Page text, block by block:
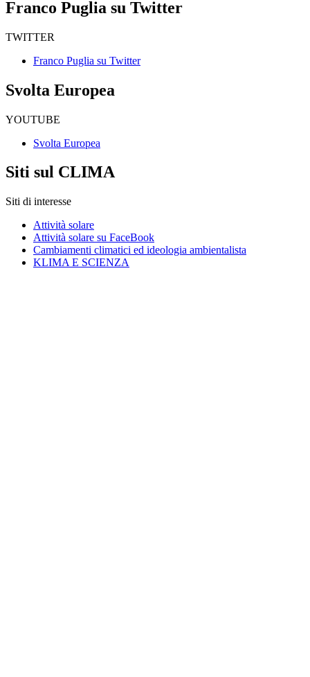
Franco Puglia su Twitter
TWITTER
Franco Puglia su Twitter
Svolta Europea
YOUTUBE
Svolta Europea
Siti sul CLIMA
Siti di interesse
Attività solare
Attività solare su FaceBook
Cambiamenti climatici ed ideologia ambientalista
KLIMA E SCIENZA